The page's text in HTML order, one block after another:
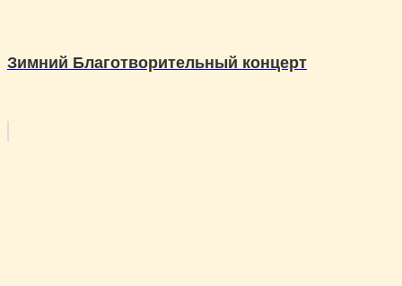
Зимний Благотворительный концерт